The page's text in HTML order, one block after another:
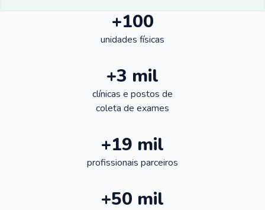
+100
unidades físicas
+3 mil
clínicas e postos de
coleta de exames
+19 mil
profissionais parceiros
+50 mil